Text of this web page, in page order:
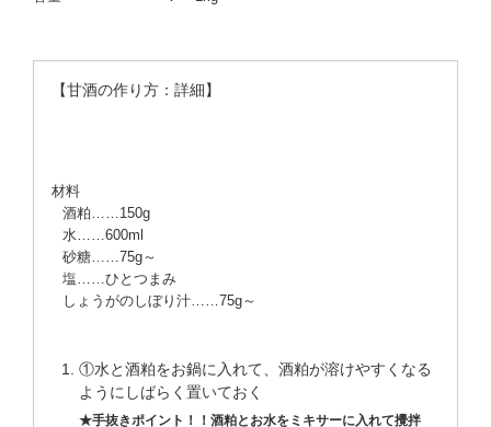
【甘酒の作り方：詳細】
材料
酒粕……150g
水……600ml
砂糖……75g～
塩……ひとつまみ
しょうがのしぼり汁……75g～
①水と酒粕をお鍋に入れて、酒粕が溶けやすくなる
ようにしばらく置いておく
手抜きポイント！！酒粕とお水をミキサーに入れて攪拌